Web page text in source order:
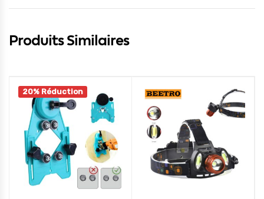
Produits Similaires
20% Réduction